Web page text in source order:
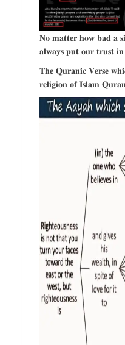
𝐍𝐨 𝐦𝐚𝐭𝐭𝐞𝐫 𝐡𝐨𝐰 𝐛𝐚𝐝 𝐚
𝐚𝐥𝐰𝐚𝐲𝐬 𝐩𝐮𝐭 𝐨𝐮𝐫 𝐭𝐫𝐮𝐬𝐭
𝐓𝐡𝐞 𝐐𝐮𝐫𝐚𝐧𝐢𝐜 𝐕𝐞𝐫𝐬𝐞
𝐫𝐞𝐥𝐢𝐠𝐢𝐨𝐧 𝐨𝐟 𝐈𝐬𝐥𝐚𝐦